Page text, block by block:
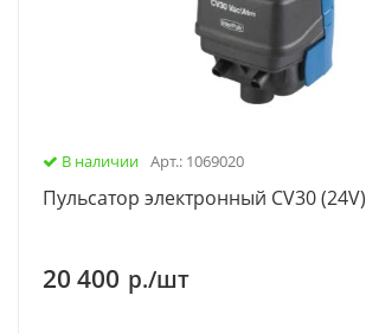
В наличии Арт.: 1069020
Пульсатор электронный CV30 (24V)
20 400 р./шт